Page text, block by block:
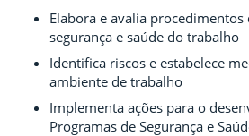
Elabora e avalia
segurança e saúde do trabalho
Identifica riscos e estabelece
ambiente de trabalho
Implementa ações para o
Programas de Segurança e